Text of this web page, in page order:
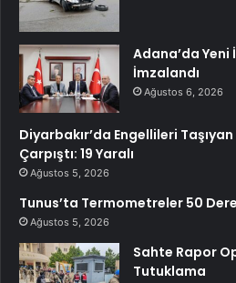
Adana’da
İmzalandı
Ağustos 6, 2026
Diyarbakır’da Engellileri
Çarpıştı: 19 Yaralı
Ağustos 5, 2026
Tunus’ta Termometreler 50
Ağustos 5, 2026
Sahte Rapor
Tutuklama